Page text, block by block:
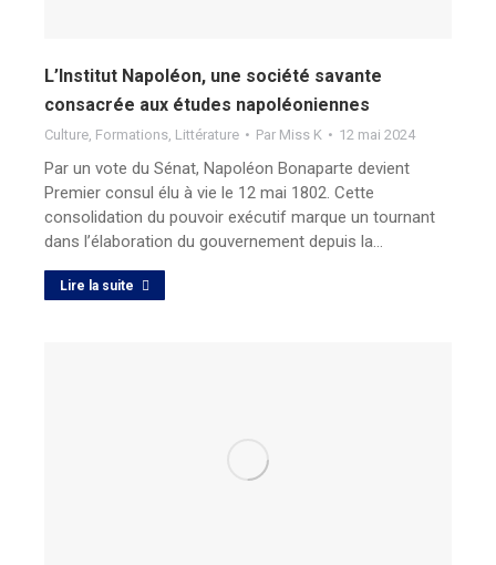
L’Institut Napoléon, une société savante
consacrée aux études napoléoniennes
Culture Formations Littérature Par Miss K 12 mai 2024
Par un vote du Sénat, Napoléon Bonaparte devient
Premier consul élu à vie le 12 mai 1802. Cette
consolidation du pouvoir exécutif marque un tournant
dans l’élaboration du gouvernement depuis la…
Lire la suite